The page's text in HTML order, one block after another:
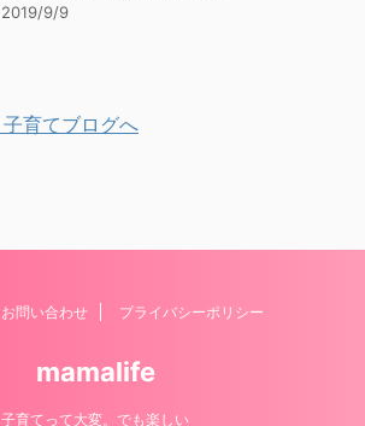
2019/9/9
お問い合わせ プライバシーポリシー
mamalife
子育てって大変。でも楽しい